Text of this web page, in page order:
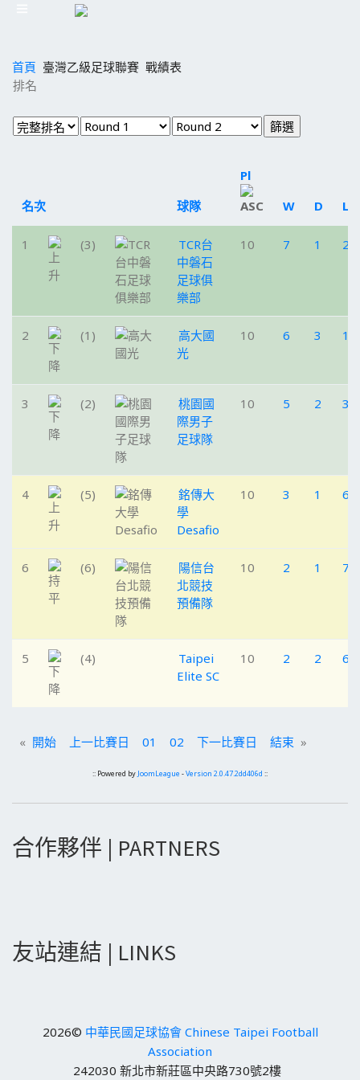
首頁 臺灣乙級足球聯賽 戰績表
排名
名次 球隊
Pl
W
D L
1 (3)
TCR台
中磐石
足球俱
樂部
10 7 1 2
2 (1)
高大國
光
10 6 3 1
3 (2)
桃園國
際男子
足球隊
10 5 2 3
4 (5)
銘傳大
學
Desafio
10 3 1 6
6 (6)
陽信台
北競技
預備隊
10 2 1 7
5 (4)
Taipei
Elite SC
10 2 2 6
« 開始 上一比賽日 01 02 下一比賽日 結束 »
:: Powered by JoomLeague -Version 2.0.47.2dd406d ::
合作夥伴 | PARTNERS
友站連結 | LINKS
2026© 中華民國足球協會 Chinese Taipei Football
Association
242030 新北市新莊區中央路730號2樓